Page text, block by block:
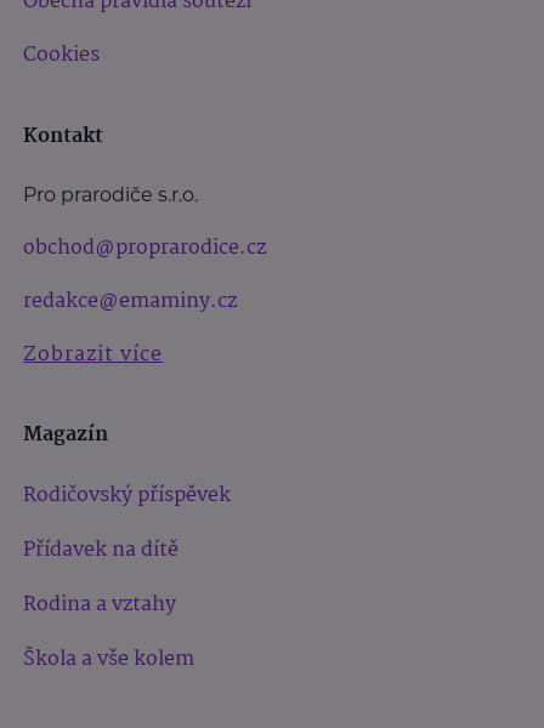
Cookies
Kontakt
Pro prarodiče s.r.o.
obchod@proprarodice.cz
redakce@emaminy.cz
Zobrazit více
Magazín
Rodičovský příspěvek
Přídavek na dítě
Rodina a vztahy
Škola a vše kolem